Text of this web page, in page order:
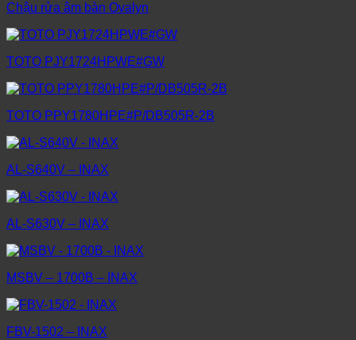
Chậu rửa âm bàn Ovalyn
TOTO PJY1724HPWE#GW
TOTO PPY1780HPE#P/DB505R-2B
AL-S640V – INAX
AL-S630V – INAX
MSBV – 1700B – INAX
FBV-1502 – INAX